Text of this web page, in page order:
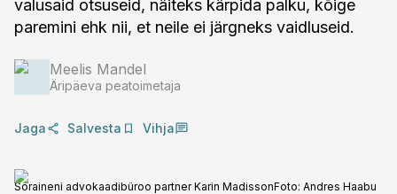
valusaid otsuseid, näiteks kärpida palku, kõige
paremini ehk nii, et neile ei järgneks vaidluseid.
Meelis Mandel
Äripäeva peatoimetaja
Jaga Salvesta Vihja
Soraineni advokaadibüroo partner Karin MadissonFoto: Andres Haabu